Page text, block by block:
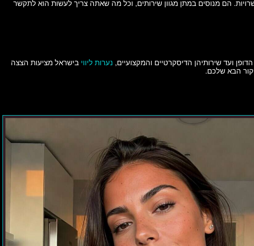
הם מנוסים במתן מגוון שירותים, וכל מה שאתה צריך לעשות הוא לתקשר
ועד שירותיהן הדיסקרטיים והמקצועיים, נערות ליווי בישראל מציעות הצצה
הבא שלכם.
עיסוי
כפתרון
אולטימטיבי
להקלה
על
לחץ
אצל
גברים
בישראל